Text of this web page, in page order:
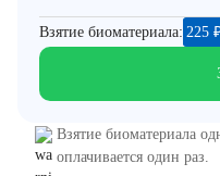
Взятие биоматериала: 225
Взятие биоматериала
оплачивается один раз.